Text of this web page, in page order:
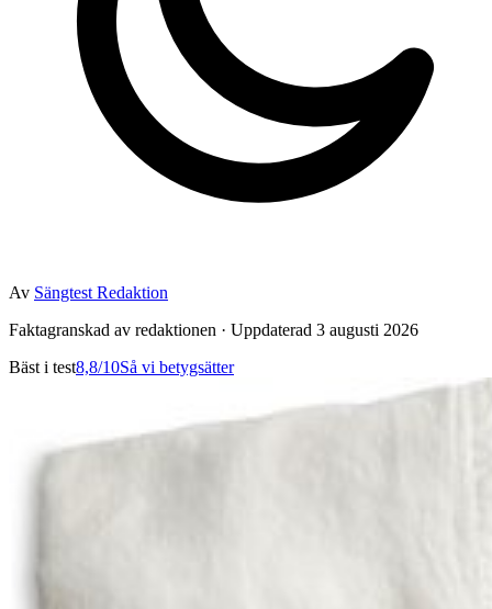
Av Sängtest Redaktion
Faktagranskad av redaktionen · Uppdaterad 3 augusti 2026
Bäst i test8,8/10Så vi betygsätter